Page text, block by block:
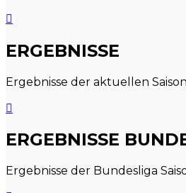
ERGEBNISSE
Ergebnisse der aktuellen
ERGEBNISSE
Ergebnisse der Bundesliga